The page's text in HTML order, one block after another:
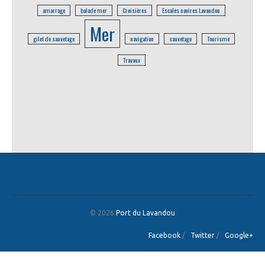
amarrage balade mer Croisières Escales navires Lavandou
gilet de sauvetage Mer navigation sauvetage Tourisme
Travaux
© 2026 Port du Lavandou
Facebook / Twitter / Google+